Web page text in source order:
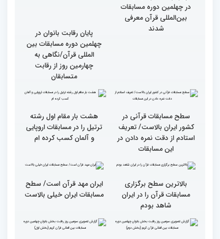
در چهلمین دوره مسابقات
بین‌المللی قرآن معرفی
شدند
پایان رقابت بانوان در
چهلمین دوره مسابقات بین
المللی قرآن/نگاهی به
چهارمین روز از رقابت
متسابقان
سطح مسابقات قرآنی در
کشور ایران بالاست/ تعریف
استادم از دقت نمره دادن در
این مسابقات
هشت بار مقام اول رشته
ترتیل را در مسابقات اروپایی
و آلمان کسب کرده ام
بالاترین سطح برگزاری
مسابقات قرآن را در ایران
شاهد بودم
ایران مهد قرآن است/ سطح
مسابقات ایران خیلی بالاست